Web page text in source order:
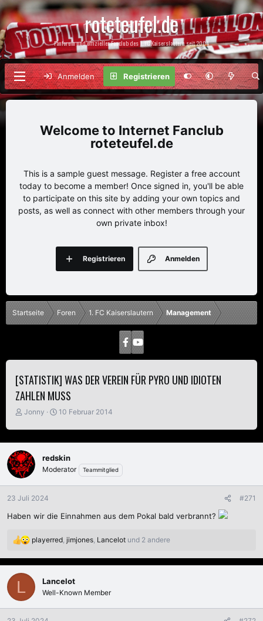
roteteufel.de
Fanforum und offizieller Fanclub des 1. FC Kaiserslautern seit 2004
Anmelden Registrieren
Internet Fanclub
roteteufel.de
This is a sample guest message. Register a free account
today to become a member! Once signed in, you'll be able
to participate on this site by adding your own topics and
posts, as well as connect with other members through your
own private inbox!
Anmelden
Registrieren
Startseite Foren 1. FC Kaiserslautern Management
[STATISTIK] WAS DER VEREIN FÜR PYRO UND IDIOTEN
ZAHLEN MUSS
E
s
t
e
l
l
e
r
Jonny
E
s
t
e
l
t
10 Februar 2014
redskin
Moderator Teammitglied
23 Juli 2024 #271
Haben wir die Einnahmen aus dem Pokal bald verbrannt?
R
a
k
i
o
n
playerred, jimjones, Lancelot und 2 andere
L Lancelot
Well-Known Member